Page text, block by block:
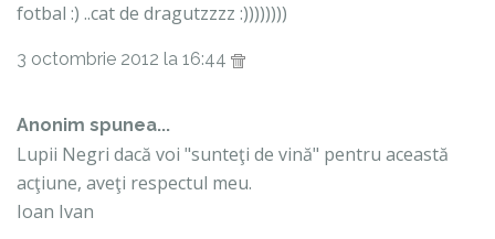
fotbal :) ..cat de dragutzzzz :))))))))
3 octombrie 2012 la 16:44
Anonim spunea...
Lupii Negri dacă voi "sunteţi de vină" pentru această
acţiune, aveţi respectul meu.
Ioan Ivan